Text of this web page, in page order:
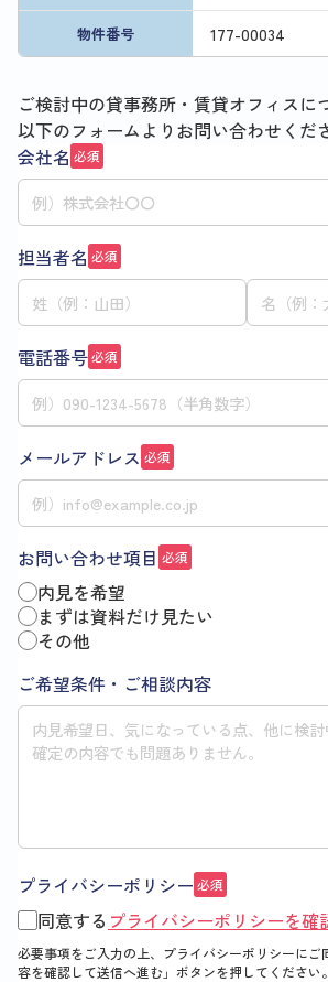
物件番号 177-00034
ご検討中の貸事務所・賃貸オフィスに
以下のフォームよりお問い合わせくだ
会社名 必須
担当者名 必須
電話番号必須
メールアドレス 必須
お問い合わせ項目 必須
内見を希望
まずは資料だけ見たい
その他
ご希望条件・ご相談内容
プライバシーポリシー 必須
同意する プライバシーポリシーを確
必要事項をご入力の上、プライバシーポリシーにご
容を確認して送信へ進む」 ボタンを押してください。